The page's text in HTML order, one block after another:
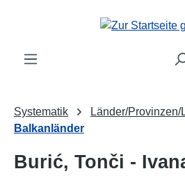
Zum Hauptinhalt springen
Systematik
Länder/Provinzen/
Balkanländer
Burić, Tonči -